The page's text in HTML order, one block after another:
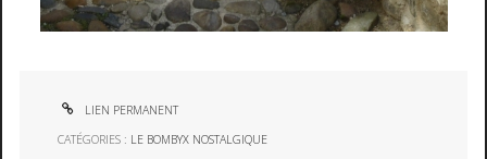
LIEN PERMANENT
CATÉGORIES : LE BOMBYX NOSTALGIQUE